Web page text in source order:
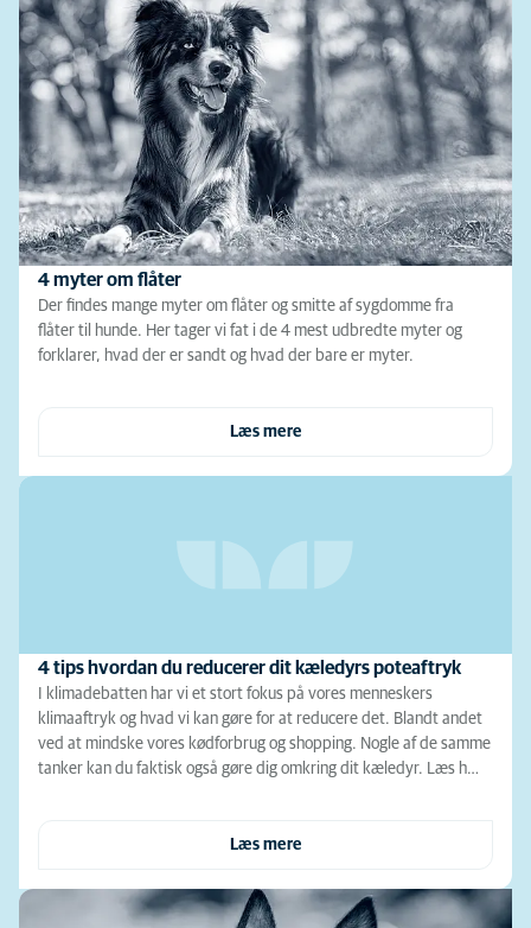
4 myter om flåter
Der findes mange myter om flåter og smitte af sygdomme fra
flåter til hunde. Her tager vi fat i de 4 mest udbredte myter og
forklarer, hvad der er sandt og hvad der bare er myter.
Læs mere
4 tips hvordan du reducerer dit kæledyrs poteaftryk
I klimadebatten har vi et stort fokus på vores menneskers
klimaaftryk og hvad vi kan gøre for at reducere det. Blandt andet
ved at mindske vores kødforbrug og shopping. Nogle af de samme
tanker kan du faktisk også gøre dig omkring dit kæledyr. Læs h…
Læs mere